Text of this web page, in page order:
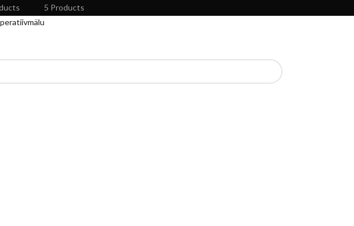
5 Products